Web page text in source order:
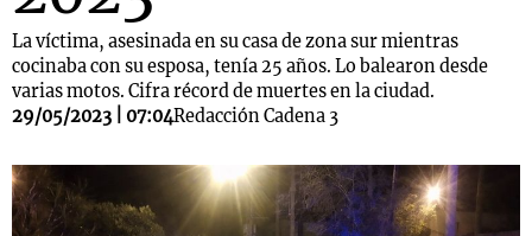
La víctima, asesinada en su casa de zona sur mientras
cocinaba con su esposa, tenía 25 años. Lo balearon desde
varias motos. Cifra récord de muertes en la ciudad.
29/05/2023 | 07:04Redacción Cadena 3